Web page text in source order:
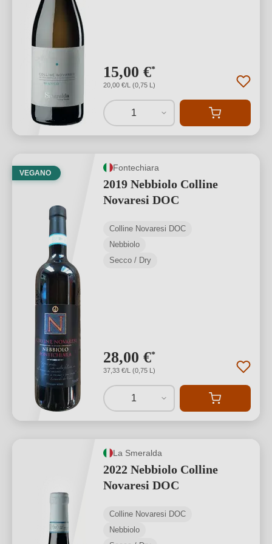
15,00 €*
20,00 €/L (0,75 L)
1
VEGANO
Fontechiara
2019 Nebbiolo Colline
Novaresi DOC
Colline Novaresi DOC
Nebbiolo
Secco / Dry
28,00 €*
37,33 €/L (0,75 L)
1
La Smeralda
2022 Nebbiolo Colline
Novaresi DOC
Colline Novaresi DOC
Nebbiolo